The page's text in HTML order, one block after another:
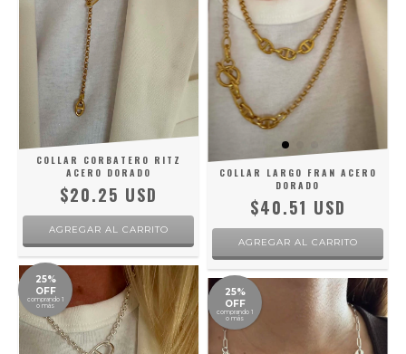
COLLAR CORBATERO RITZ
ACERO DORADO
$20.25 USD
COLLAR LARGO FRAN ACERO
DORADO
$40.51 USD
25%
OFF
comprando 1
o más
25%
OFF
comprando 1
o más